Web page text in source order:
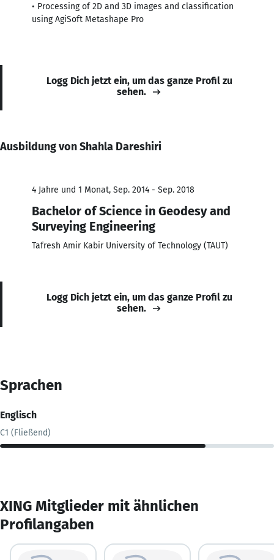
• Processing of 2D and 3D images and classification
using AgiSoft Metashape Pro
Logg Dich jetzt ein, um das ganze Profil zu
sehen.
Ausbildung von Shahla Dareshiri
4 Jahre und 1 Monat, Sep. 2014 - Sep. 2018
Bachelor of Science in Geodesy and
Surveying Engineering
Tafresh Amir Kabir University of Technology (TAUT)
Logg Dich jetzt ein, um das ganze Profil zu
sehen.
Sprachen
Englisch
C1 (Fließend)
XING Mitglieder mit ähnlichen
Profilangaben